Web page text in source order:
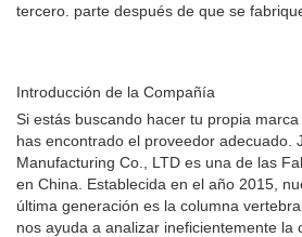
tercero. parte después de que se
Introducción de la Compañía
Si estás buscando hacer tu propia
has encontrado el proveedor adecuado.
Manufacturing Co., LTD es una de las
en China. Establecida en el año 2015,
última generación es la columna
nos ayuda a analizar ineficientemente la